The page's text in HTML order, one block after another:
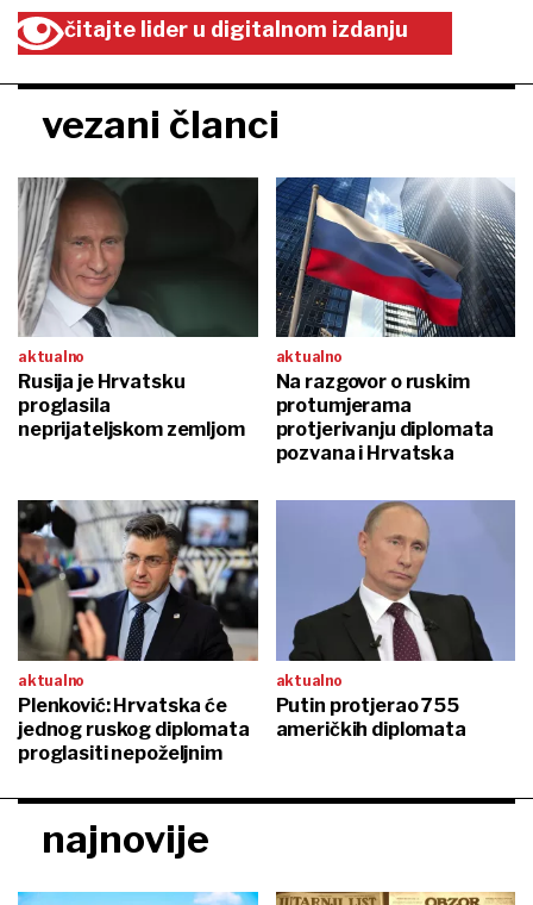
čitajte lider u digitalnom izdanju
vezani članci
aktualno
Rusija je Hrvatsku
proglasila
neprijateljskom zemljom
aktualno
Na razgovor o ruskim
protumjerama
protjerivanju diplomata
pozvana i Hrvatska
aktualno
Plenković: Hrvatska će
jednog ruskog diplomata
proglasiti nepoželjnim
aktualno
Putin protjerao 755
američkih diplomata
najnovije